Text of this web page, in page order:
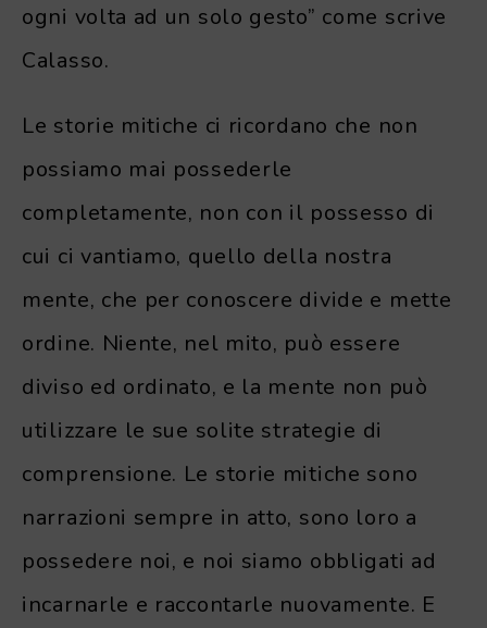
ogni volta ad un solo gesto” come scrive
Calasso.
Le storie mitiche ci ricordano che non
possiamo mai possederle
completamente, non con il possesso di
cui ci vantiamo, quello della nostra
mente, che per conoscere divide e mette
ordine. Niente, nel mito, può essere
diviso ed ordinato, e la mente non può
utilizzare le sue solite strategie di
comprensione. Le storie mitiche sono
narrazioni sempre in atto, sono loro a
possedere noi, e noi siamo obbligati ad
incarnarle e raccontarle nuovamente. E